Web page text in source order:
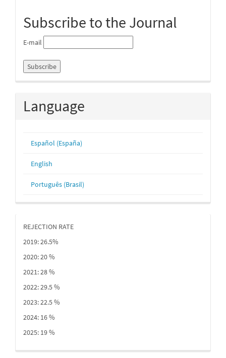
Subscribe to the Journal
E-mail
Language
Español (España)
English
Português (Brasil)
REJECTION RATE
2019: 26.5%
2020: 20 %
2021: 28 %
2022: 29.5 %
2023: 22.5 %
2024: 16 %
2025: 19 %